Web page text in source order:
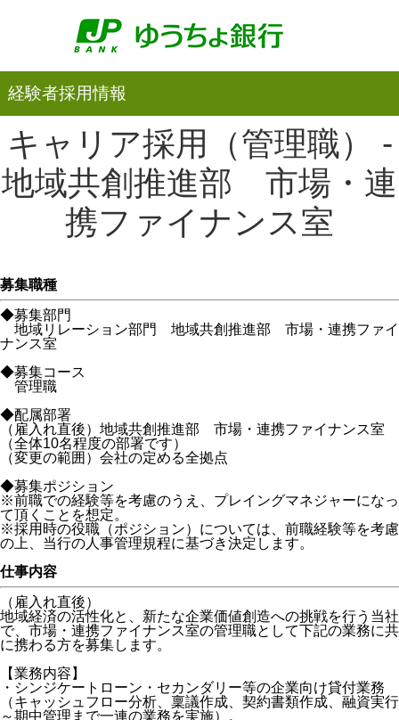
経験者採用情報
キャリア採用（管理職） -
地域共創推進部 市場・連
携ファイナンス室
募集職種
◆募集部門
地域リレーション部門 地域共創推進部 市場・連携ファイ
ナンス室
◆募集コース
管理職
◆配属部署
（雇入れ直後）地域共創推進部 市場・連携ファイナンス室
（全体10名程度の部署です）
（変更の範囲）会社の定める全拠点
◆募集ポジション
※前職での経験等を考慮のうえ、プレイングマネジャーになっ
て頂くことを想定。
※採用時の役職（ポジション）については、前職経験等を考慮
の上、当行の人事管理規程に基づき決定します。
仕事内容
（雇入れ直後）
地域経済の活性化と、新たな企業価値創造への挑戦を行う当社
で、市場・連携ファイナンス室の管理職として下記の業務に共
に携わる方を募集します。
【業務内容】
・シンジケートローン・セカンダリー等の企業向け貸付業務
（キャッシュフロー分析、稟議作成、契約書類作成、融資実行
～期中管理まで一連の業務を実施）。